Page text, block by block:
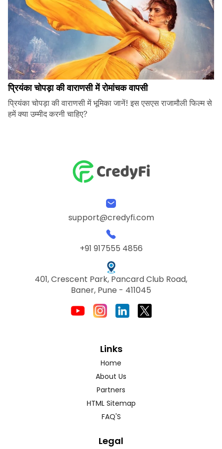
प्रियंका चोपड़ा की वाराणसी में रोमांचक वापसी
प्रियंका चोपड़ा की वाराणसी में भूमिका जानें! इस एसएस राजामौली फिल्म से
हमें क्या उम्मीद करनी चाहिए?
support@credyfi.com
+91 917555 4856
401, Crescent Park, Pancard Club Road,
Baner, Pune - 411045
Links
Home
About Us
Partners
HTML Sitemap
FAQ'S
Legal